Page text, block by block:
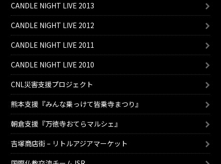
CANDLE NIGHT LIVE 2013
CANDLE NIGHT LIVE 2012
CANDLE NIGHT LIVE 2011
CANDLE NIGHT LIVE 2010
CNL災害支援プロジェクト
熊本支援『みんな乗っけて皆乗寺まつり』
朝倉支援『万徳寺おてらマルシェ』
吉塚商店街 – リトルアジアマーケット